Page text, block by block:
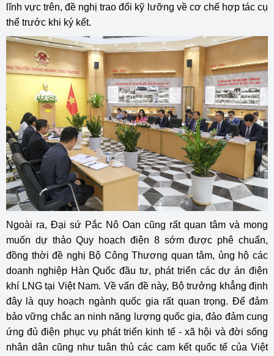
lĩnh vực trên, đề nghị trao đổi kỹ lưỡng về cơ chế hợp tác cụ
thể trước khi ký kết.
Ngoài ra, Đại sứ Pắc Nô Oan cũng rất quan tâm và mong
muốn dự thảo Quy hoạch điện 8 sớm được phê chuẩn,
đồng thời đề nghị Bộ Công Thương quan tâm, ủng hộ các
doanh nghiệp Hàn Quốc đầu tư, phát triển các dự án điện
khí LNG tại Việt Nam. Về vấn đề này, Bộ trưởng khẳng định
đây là quy hoạch ngành quốc gia rất quan trọng. Để đảm
bảo vững chắc an ninh năng lượng quốc gia, đảo đảm cung
ứng đủ điện phục vụ phát triển kinh tế - xã hội và đời sống
nhân dân cũng như tuân thủ các cam kết quốc tế của Việt